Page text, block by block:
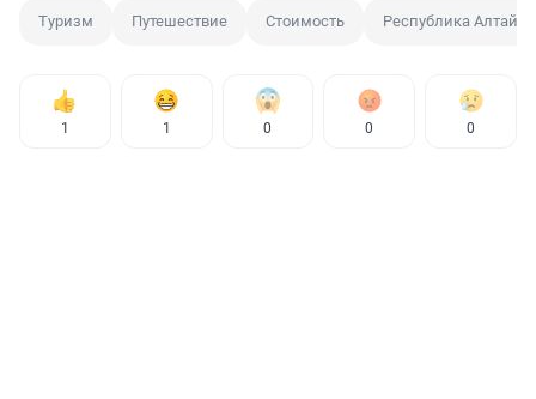
Туризм Путешествие Стоимость Республика Алтай
1 1 0 0 0